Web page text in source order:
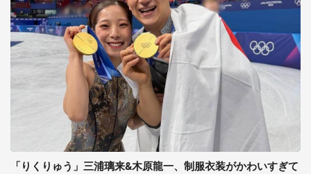
「りくりゅう」三浦璃来&木原龍一、制服衣装がかわいすぎて